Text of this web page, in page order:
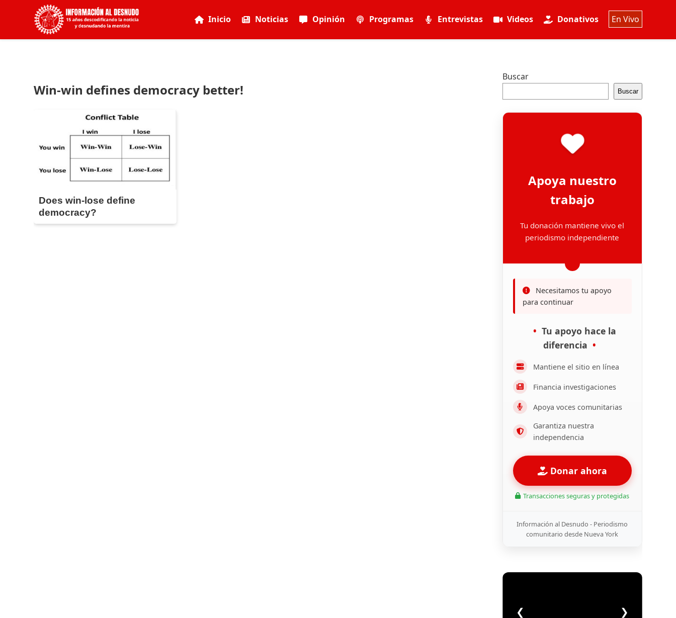
Inicio Noticias Opinión Programas Entrevistas Videos Donativos En Vivo
Win-win defines democracy better!
Does win-lose define
democracy?
Buscar
Buscar
Apoya nuestro
trabajo
Tu donación mantiene vivo el
periodismo independiente
Necesitamos tu apoyo
para continuar
Tu apoyo hace la
diferencia
Mantiene el sitio en línea
Financia investigaciones
Apoya voces comunitarias
Garantiza nuestra
independencia
Donar ahora
Transacciones seguras y protegidas
Información al Desnudo - Periodismo
comunitario desde Nueva York
❮ ❯